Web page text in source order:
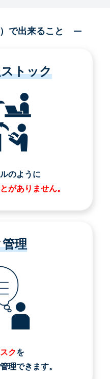
で出来ること
トック
のように
がありません。
理
クを
理できます。